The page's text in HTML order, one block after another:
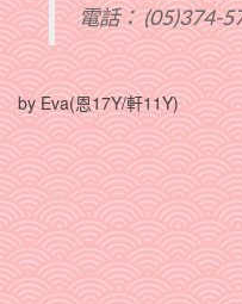
電話： (05)374-
by Eva(恩17Y/軒11Y)